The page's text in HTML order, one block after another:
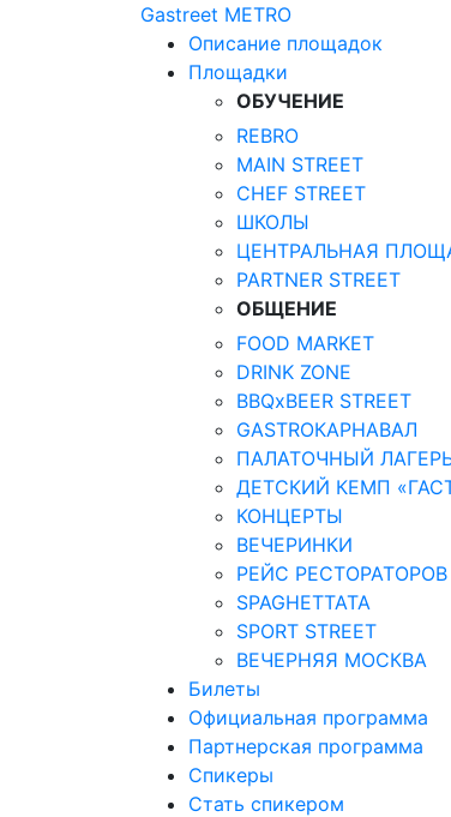
Gastreet METRO
Описание площадок
Площадки
ОБУЧЕНИЕ
REBRO
MAIN STREET
CHEF STREET
ШКОЛЫ
ЦЕНТРАЛЬНАЯ
PARTNER STREET
ОБЩЕНИЕ
FOOD MARKET
DRINK ZONE
BBQxBEER STREET
GASTROКАРНАВАЛ
ПАЛАТОЧНЫЙ
ДЕТСКИЙ КЕМП
КОНЦЕРТЫ
ВЕЧЕРИНКИ
РЕЙС РЕСТОРАТОРОВ
SPAGHETTATA
SPORT STREET
ВЕЧЕРНЯЯ МОСКВА
Билеты
Официальная программа
Партнерская программа
Спикеры
Стать спикером